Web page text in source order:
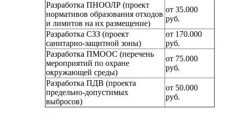
Разработка ПНООЛР (проект
нормативов образования отходов
и лимитов на их размещение)
от 35.000
руб.
Разработка СЗЗ (проект
санитарно-защитной зоны)
от 170.000
руб.
Разработка ПМООС (перечень
мероприятий по охране
окружающей среды)
от 75.000
руб.
Разработка ПДВ (проекта
предельно-допустимых
выбросов)
от 50.000
руб.